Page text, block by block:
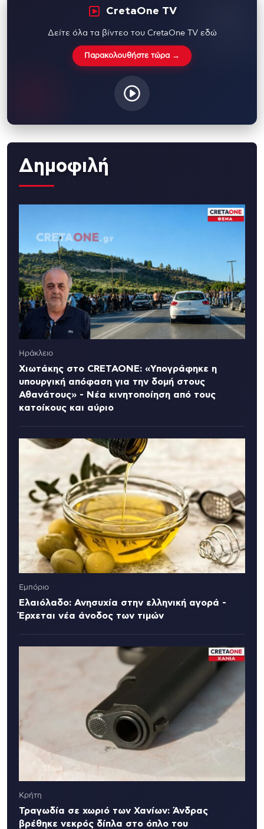
CretaOne TV
Δείτε όλα τα βίντεο του CretaOne TV εδώ
Παρακολουθήστε τώρα →
Δημοφιλή
Ηράκλειο
Χιωτάκης στο CRETAONE: «Υπογράφηκε η
υπουργική απόφαση για την δομή στους
Αθανάτους» - Νέα κινητοποίηση από τους
κατοίκους και αύριο
Εμπόριο
Ελαιόλαδο: Ανησυχία στην ελληνική αγορά -
Έρχεται νέα άνοδος των τιμών
Κρήτη
Τραγωδία σε χωριό των Χανίων: Άνδρας
βρέθηκε νεκρός δίπλα στο όπλο του